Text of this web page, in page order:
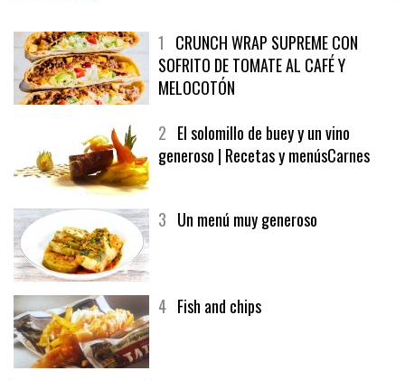
1 CRUNCH WRAP SUPREME CON
SOFRITO DE TOMATE AL CAFÉ Y
MELOCOTÓN
2 El solomillo de buey y un vino
generoso | Recetas y menúsCarnes
3 Un menú muy generoso
4 Fish and chips